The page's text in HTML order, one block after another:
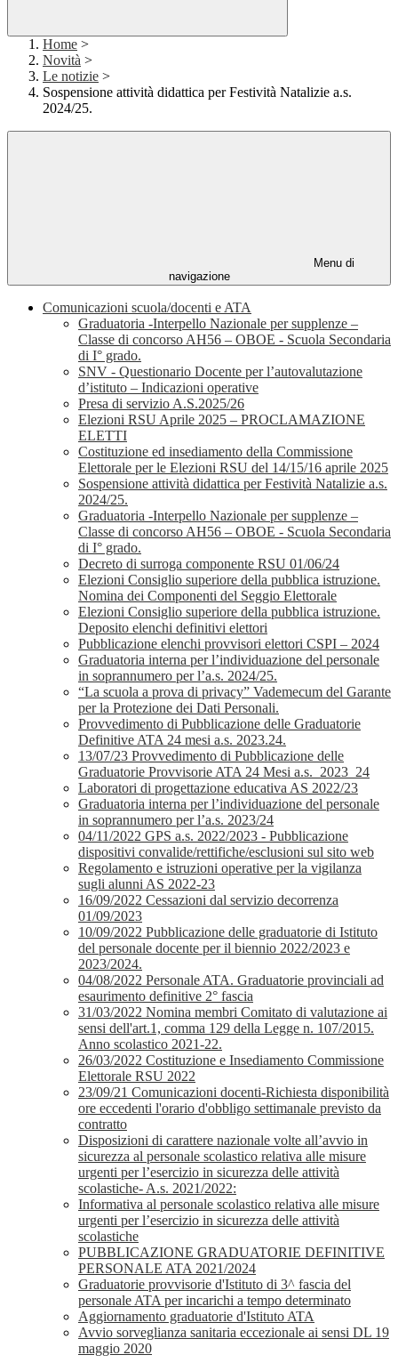
Home >
Novità >
Le notizie >
Sospensione attività didattica per Festività Natalizie a.s.
2024/25.
Menu di
navigazione
Comunicazioni scuola/docenti e ATA
Graduatoria -Interpello Nazionale per supplenze –
Classe di concorso AH56 – OBOE - Scuola Secondaria
di I° grado.
SNV - Questionario Docente per l’autovalutazione
d’istituto – Indicazioni operative
Presa di servizio A.S.2025/26
Elezioni RSU Aprile 2025 – PROCLAMAZIONE
ELETTI
Costituzione ed insediamento della Commissione
Elettorale per le Elezioni RSU del 14/15/16 aprile 2025
Sospensione attività didattica per Festività Natalizie a.s.
2024/25.
Graduatoria -Interpello Nazionale per supplenze –
Classe di concorso AH56 – OBOE - Scuola Secondaria
di I° grado.
Decreto di surroga componente RSU 01/06/24
Elezioni Consiglio superiore della pubblica istruzione.
Nomina dei Componenti del Seggio Elettorale
Elezioni Consiglio superiore della pubblica istruzione.
Deposito elenchi definitivi elettori
Pubblicazione elenchi provvisori elettori CSPI – 2024
Graduatoria interna per l’individuazione del personale
in soprannumero per l’a.s. 2024/25.
“La scuola a prova di privacy” Vademecum del Garante
per la Protezione dei Dati Personali.
Provvedimento di Pubblicazione delle Graduatorie
Definitive ATA 24 mesi a.s. 2023.24.
13/07/23 Provvedimento di Pubblicazione delle
Graduatorie Provvisorie ATA 24 Mesi a.s._2023_24
Laboratori di progettazione educativa AS 2022/23
Graduatoria interna per l’individuazione del personale
in soprannumero per l’a.s. 2023/24
04/11/2022 GPS a.s. 2022/2023 - Pubblicazione
dispositivi convalide/rettifiche/esclusioni sul sito web
Regolamento e istruzioni operative per la vigilanza
sugli alunni AS 2022-23
16/09/2022 Cessazioni dal servizio decorrenza
01/09/2023
10/09/2022 Pubblicazione delle graduatorie di Istituto
del personale docente per il biennio 2022/2023 e
2023/2024.
04/08/2022 Personale ATA. Graduatorie provinciali ad
esaurimento definitive 2° fascia
31/03/2022 Nomina membri Comitato di valutazione ai
sensi dell'art.1, comma 129 della Legge n. 107/2015.
Anno scolastico 2021-22.
26/03/2022 Costituzione e Insediamento Commissione
Elettorale RSU 2022
23/09/21 Comunicazioni docenti-Richiesta disponibilità
ore eccedenti l'orario d'obbligo settimanale previsto da
contratto
Disposizioni di carattere nazionale volte all’avvio in
sicurezza al personale scolastico relativa alle misure
urgenti per l’esercizio in sicurezza delle attività
scolastiche- A.s. 2021/2022:
Informativa al personale scolastico relativa alle misure
urgenti per l’esercizio in sicurezza delle attività
scolastiche
PUBBLICAZIONE GRADUATORIE DEFINITIVE
PERSONALE ATA 2021/2024
Graduatorie provvisorie d'Istituto di 3^ fascia del
personale ATA per incarichi a tempo determinato
Aggiornamento graduatorie d'Istituto ATA
Avvio sorveglianza sanitaria eccezionale ai sensi DL 19
maggio 2020